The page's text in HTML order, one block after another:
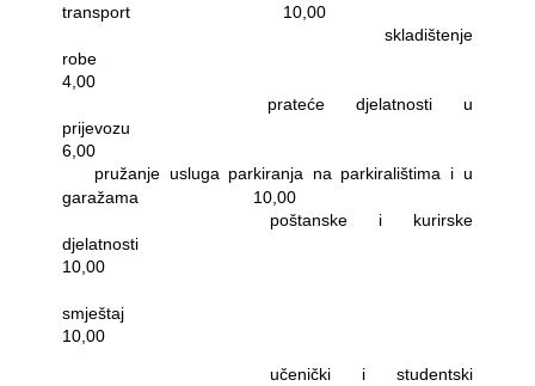
transport
10,00
skladištenje
robe
4,00
prateće djelatnosti u
prijevozu
6,00
pružanje usluga parkiranja na parkiralištima i u
garažama
10,00
poštanske i kurirske
djelatnosti
10,00
smještaj
10,00
učenički i studentski